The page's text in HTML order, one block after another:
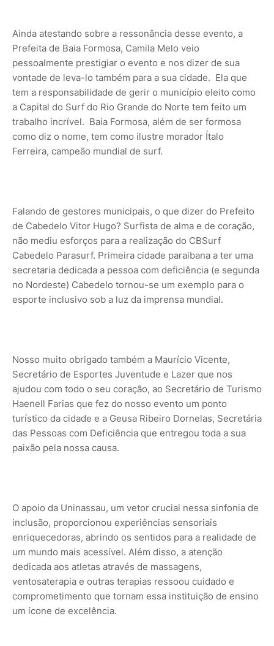
Ainda atestando sobre a ressonância desse evento, a
Prefeita de Baia Formosa, Camila Melo veio
pessoalmente prestigiar o evento e nos dizer de sua
vontade de leva-lo também para a sua cidade. Ela que
tem a responsabilidade de gerir o município eleito como
a Capital do Surf do Rio Grande do Norte tem feito um
trabalho incrível. Baia Formosa, além de ser formosa
como diz o nome, tem como ilustre morador Ítalo
Ferreira, campeão mundial de surf.
Falando de gestores municipais, o que dizer do Prefeito
de Cabedelo Vitor Hugo? Surfista de alma e de coração,
não mediu esforços para a realização do CBSurf
Cabedelo Parasurf. Primeira cidade paraibana a ter uma
secretaria dedicada a pessoa com deficiência (e segunda
no Nordeste) Cabedelo tornou-se um exemplo para o
esporte inclusivo sob a luz da imprensa mundial.
Nosso muito obrigado também a Maurício Vicente,
Secretário de Esportes Juventude e Lazer que nos
ajudou com todo o seu coração, ao Secretário de Turismo
Haenell Farias que fez do nosso evento um ponto
turístico da cidade e a Geusa Ribeiro Dornelas, Secretária
das Pessoas com Deficiência que entregou toda a sua
paixão pela nossa causa.
O apoio da Uninassau, um vetor crucial nessa sinfonia de
inclusão, proporcionou experiências sensoriais
enriquecedoras, abrindo os sentidos para a realidade de
um mundo mais acessível. Além disso, a atenção
dedicada aos atletas através de massagens,
ventosaterapia e outras terapias ressoou cuidado e
comprometimento que tornam essa instituição de ensino
um ícone de excelência.